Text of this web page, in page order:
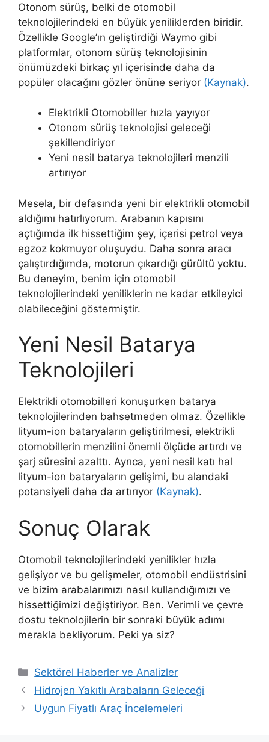
Otonom sürüş, belki de otomobil
teknolojilerindeki en büyük yeniliklerden biridir.
Özellikle Google’ın geliştirdiği Waymo gibi
platformlar, otonom sürüş teknolojisinin
önümüzdeki birkaç yıl içerisinde daha da
popüler olacağını gözler önüne seriyor (Kaynak).
Elektrikli Otomobiller hızla yayıyor
Otonom sürüş teknolojisi geleceği
şekillendiriyor
Yeni nesil batarya teknolojileri menzili
artırıyor
Mesela, bir defasında yeni bir elektrikli otomobil
aldığımı hatırlıyorum. Arabanın kapısını
açtığımda ilk hissettiğim şey, içerisi petrol veya
egzoz kokmuyor oluşuydu. Daha sonra aracı
çalıştırdığımda, motorun çıkardığı gürültü yoktu.
Bu deneyim, benim için otomobil
teknolojilerindeki yeniliklerin ne kadar etkileyici
olabileceğini göstermiştir.
Yeni Nesil Batarya
Teknolojileri
Elektrikli otomobilleri konuşurken batarya
teknolojilerinden bahsetmeden olmaz. Özellikle
lityum-ion bataryaların geliştirilmesi, elektrikli
otomobillerin menzilini önemli ölçüde artırdı ve
şarj süresini azalttı. Ayrıca, yeni nesil katı hal
lityum-ion bataryaların gelişimi, bu alandaki
potansiyeli daha da artırıyor (Kaynak).
Sonuç Olarak
Otomobil teknolojilerindeki yenilikler hızla
gelişiyor ve bu gelişmeler, otomobil endüstrisini
ve bizim arabalarımızı nasıl kullandığımızı ve
hissettiğimizi değiştiriyor. Ben. Verimli ve çevre
dostu teknolojilerin bir sonraki büyük adımı
merakla bekliyorum. Peki ya siz?
Kategoriler
Sektörel Haberler ve Analizler
Hidrojen Yakıtlı Arabaların Geleceği
Uygun Fiyatlı Araç İncelemeleri